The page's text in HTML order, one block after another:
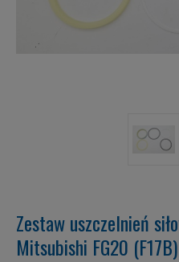
Zestaw uszczelnień
Mitsubishi FG20